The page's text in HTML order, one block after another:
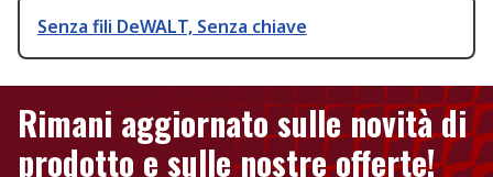
Senza fili DeWALT, Senza chiave
Rimani aggiornato sulle novità di
prodotto e sulle nostre offerte!